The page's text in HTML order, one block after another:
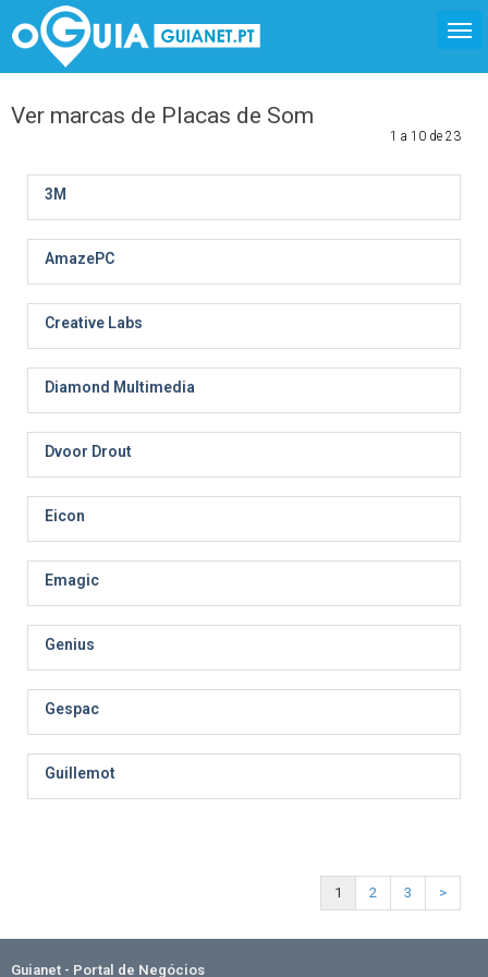
Ver marcas de Placas de Som
1 a 10 de 23
3M
AmazePC
Creative Labs
Diamond Multimedia
Dvoor Drout
Eicon
Emagic
Genius
Gespac
Guillemot
1 2 3 >
Guianet - Portal de Negócios